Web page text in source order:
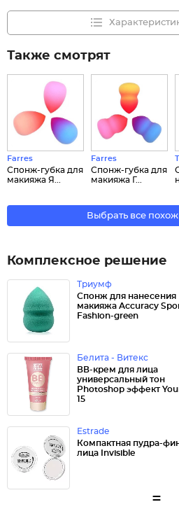
Также смотрят
Farres
Спонж-губка для
макияжа Я...
Farres
Cпонж-губка для
макияжа Г...
Выбрать все
Комплексное решение
Триумф
Спонж для нанесения
макияжа Accuracy
Fashion-green
Белита - Витекс
ВВ-крем для лица
универсальный тон
Photoshop эффект
15
Estrade
Компактная пудра-
лица Invisible
=